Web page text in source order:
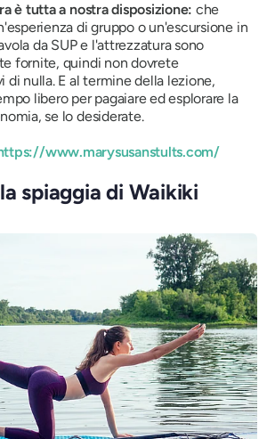
è tutta a nostra disposizione: che
di gruppo o un'escursione in
da SUP e l'attrezzatura sono
fornite, quindi non dovrete
di nulla. E al termine della lezione,
libero per pagaiare ed esplorare la
se lo desiderate.
www.marysusanstults.com/
spiaggia di Waikiki